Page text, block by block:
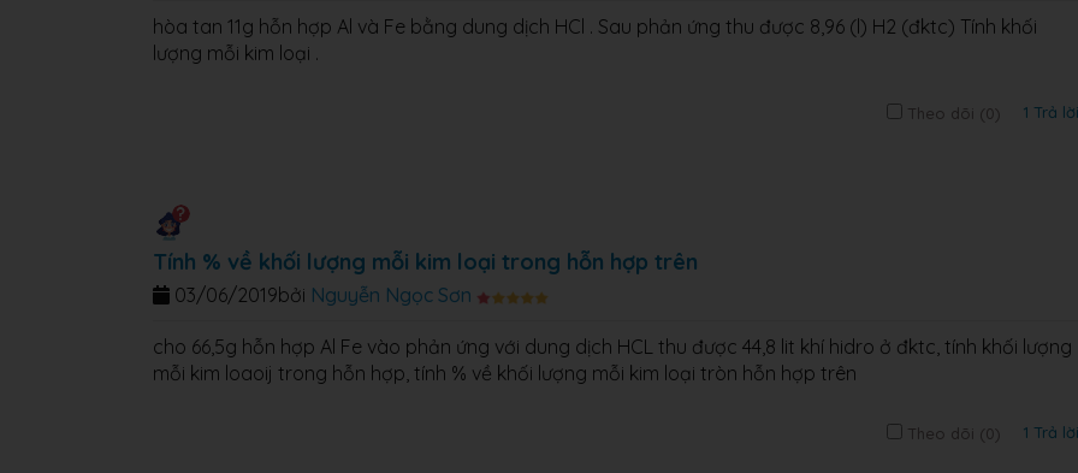
hòa tan 11g hỗn hợp Al và Fe bằng dung dịch HCl . Sau phản ứng thu được 8,96 (l) H2 (đktc) Tính khối
lượng mỗi kim loại .
Theo dõi (0) 1 Trả lời
Tính % về khối lượng mỗi kim loại trong hỗn hợp trên
bởi Nguyễn Ngọc Sơn
03/06/2019
cho 66,5g hỗn hợp Al Fe vào phản ứng với dung dịch HCL thu được 44,8 lit khí hidro ở đktc, tính khối lượng
mỗi kim loaoij trong hỗn hợp, tính % về khối lượng mỗi kim loại tròn hỗn hợp trên
Theo dõi (0) 1 Trả lời